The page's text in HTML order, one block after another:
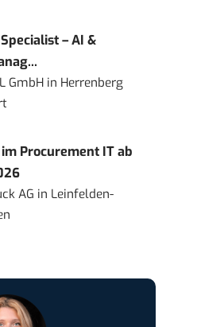
– AI &
GmbH in Herrenberg
Procurement IT ab
AG in Leinfelden-